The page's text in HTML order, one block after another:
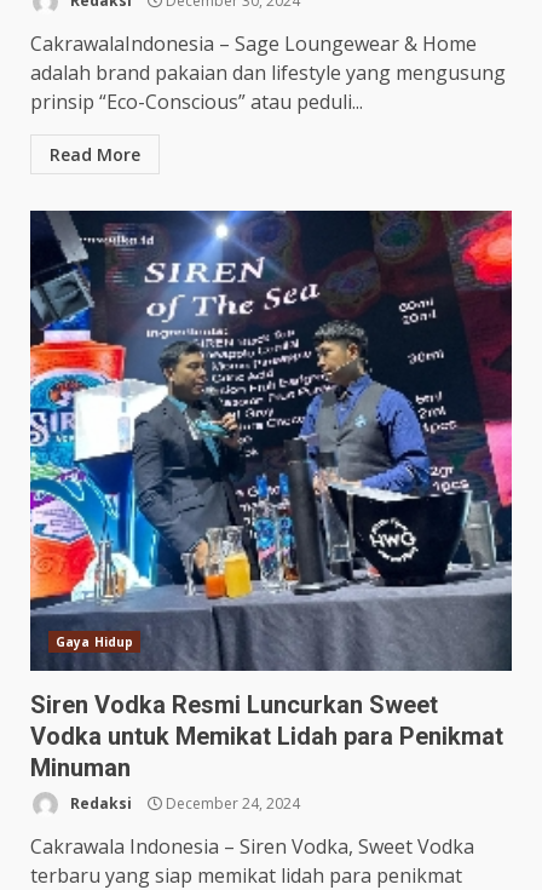
CakrawalaIndonesia – Sage Loungewear & Home
adalah brand pakaian dan lifestyle yang mengusung
prinsip “Eco-Conscious” atau peduli...
Read More
Gaya Hidup
Siren Vodka Resmi Luncurkan Sweet
Vodka untuk Memikat Lidah para Penikmat
Minuman
Redaksi December 24, 2024
Cakrawala Indonesia – Siren Vodka, Sweet Vodka
terbaru yang siap memikat lidah para penikmat